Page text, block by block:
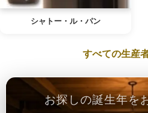
シャトー・ル・パン
すべての生産
お探しの誕生年を